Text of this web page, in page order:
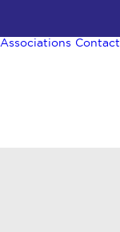
Associations Contact